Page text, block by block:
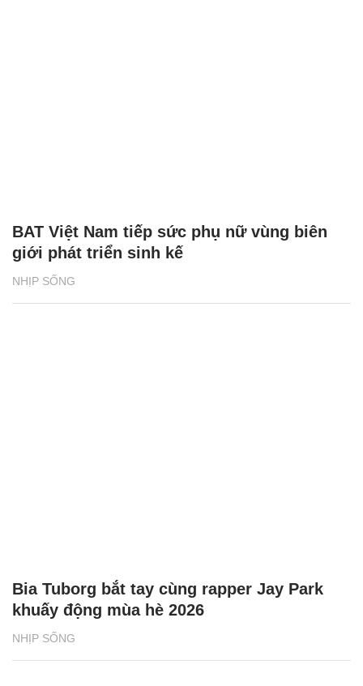
NHỊP SỐNG
BAT Việt Nam tiếp sức phụ nữ vùng biên
giới phát triển sinh kế
NHỊP SỐNG
Bia Tuborg bắt tay cùng rapper Jay Park
khuấy động mùa hè 2026